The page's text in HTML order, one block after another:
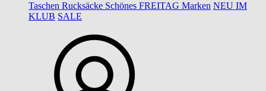
Taschen Rucksäcke Schönes FREITAG Marken NEU IM
KLUB SALE